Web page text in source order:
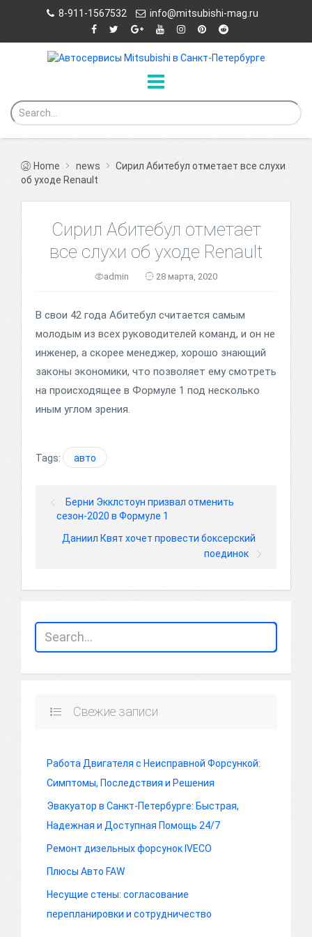
8-911-1567532 info@mitsubishi-mag.ru
Home news
Сирил Абитебул отметает все слухи
об уходе Renault
Сирил Абитебул отметает
все слухи об уходе Renault
admin 28 марта, 2020
В свои 42 года Абитебул считается самым
молодым из всех руководителей команд, и он не
инженер, а скорее менеджер, хорошо знающий
законы экономики, что позволяет ему смотреть
на происходящее в Формуле 1 под несколько
иным углом зрения.
Tags: авто
Берни Экклстоун призвал отменить
сезон-2020 в Формуле 1
Даниил Квят хочет провести боксерский
поединок
Свежие записи
Работа Двигателя с Неисправной Форсункой:
Симптомы, Последствия и Решения
Эвакуатор в Санкт-Петербурге: Быстрая,
Надежная и Доступная Помощь 24/7
Ремонт дизельных форсунок IVECO
Плюсы Авто FAW
Несущие стены: согласование
перепланировки и сотрудничество